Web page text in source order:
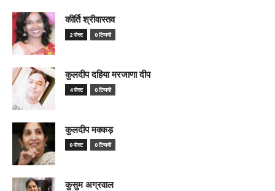
कीर्ति श्रीवास्तव
2 पोस्ट 0 टिप्पणी
कुलदीप दहिया मरजाणा दीप
4 पोस्ट 0 टिप्पणी
कुलदीप मक्कड़
0 पोस्ट 0 टिप्पणी
कुसुम अग्रवाल